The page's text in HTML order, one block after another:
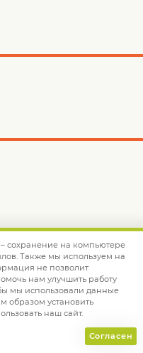
Ворошиловский
сохранение на компьютере
Также мы используем на
не позволит
нам улучшить работу
мы использовали данные
образом установить
наш сайт.
Согласен